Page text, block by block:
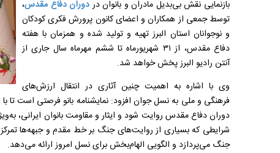
بازنمایی نقش بی‌بدیل مادران و بانوان دردوران دفاع مقدس،
توسط جمعی از همکاران و اعضای کانون پرورش فکری کودکان
و نوجوانان استان البرز تهیه و تولید شده و همزمان با هفته
دفاع مقدس، از ۳۱ شهریورماه تا ششم مهرماه سال جاری از
آنتن رادیو البرز پخش خواهد شد.
وی با اشاره به اهمیت چنین آثاری در انتقال ارزش‌های
فرهنگی و ملی به نسل جوان افزود: نمایشنامه بانو فرصتی است تا
دوران دفاع مقدس روایت شود و ایثار و مقاومت بانوان ایرانی،
شرایطی که بسیاری از روایت‌های جنگ بر خط مقدم و جبهه‌ها
جنگ می‌پردازد و الگویی الهام‌بخش برای نسل امروز ارائه می‌دهد.